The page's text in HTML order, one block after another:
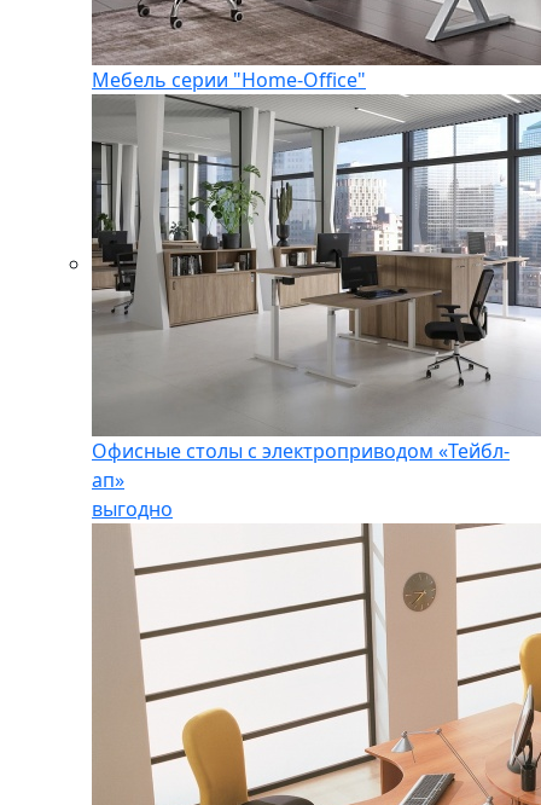
Мебель серии "Home-Office"
Офисные столы с электроприводом «Тейбл-
ап»
выгодно